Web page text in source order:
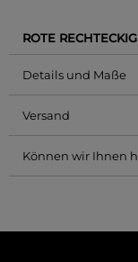
ROTE
Details und Maße
Versand
Können wir Ihnen